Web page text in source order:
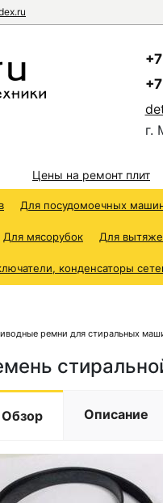
+7
+7
г.
Цены на ремонт плит
Для посудомоечных
Для мясорубок Для
конденсаторы
ремни для стиральных
Обзор Описание